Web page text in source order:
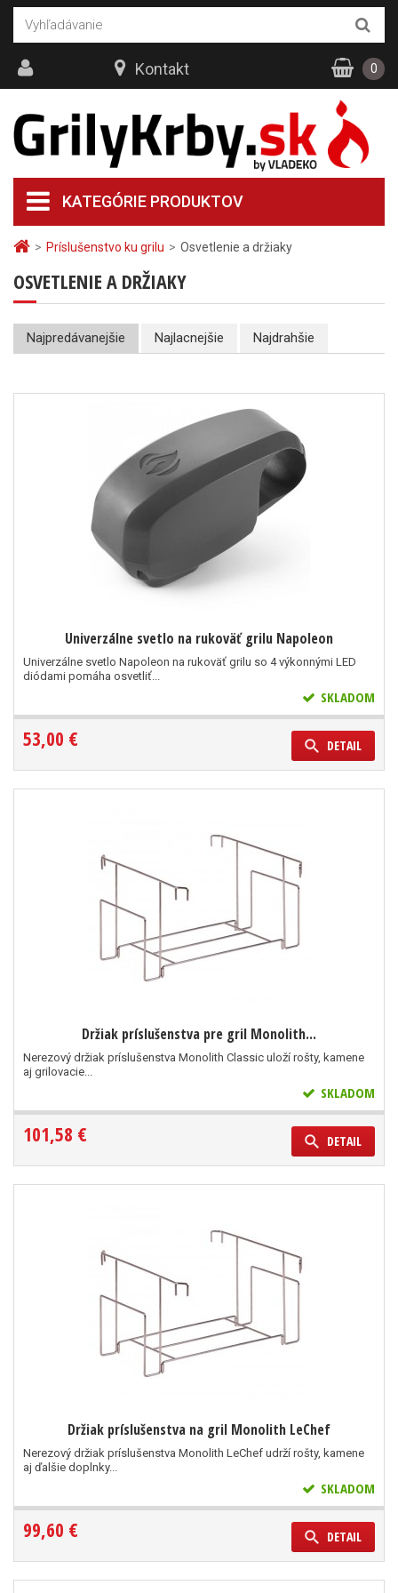
> Príslušenstvo ku grilu > Osvetlenie a držiaky
OSVETLENIE A DRŽIAKY
Najpredávanejšie Najlacnejšie Najdrahšie
Univerzálne svetlo na rukoväť grilu Napoleon
Univerzálne svetlo Napoleon na rukoväť grilu so 4 výkonnými LED
diódami pomáha osvetliť...
SKLADOM
53,00 € DETAIL
Držiak príslušenstva pre gril Monolith...
Nerezový držiak príslušenstva Monolith Classic uloží rošty, kamene
aj grilovacie...
SKLADOM
101,58 € DETAIL
Držiak príslušenstva na gril Monolith LeChef
Nerezový držiak príslušenstva Monolith LeChef udrží rošty, kamene
aj ďalšie doplnky...
SKLADOM
99,60 € DETAIL
KATEGÓRIE PRODUKTOV
Kontakt 0